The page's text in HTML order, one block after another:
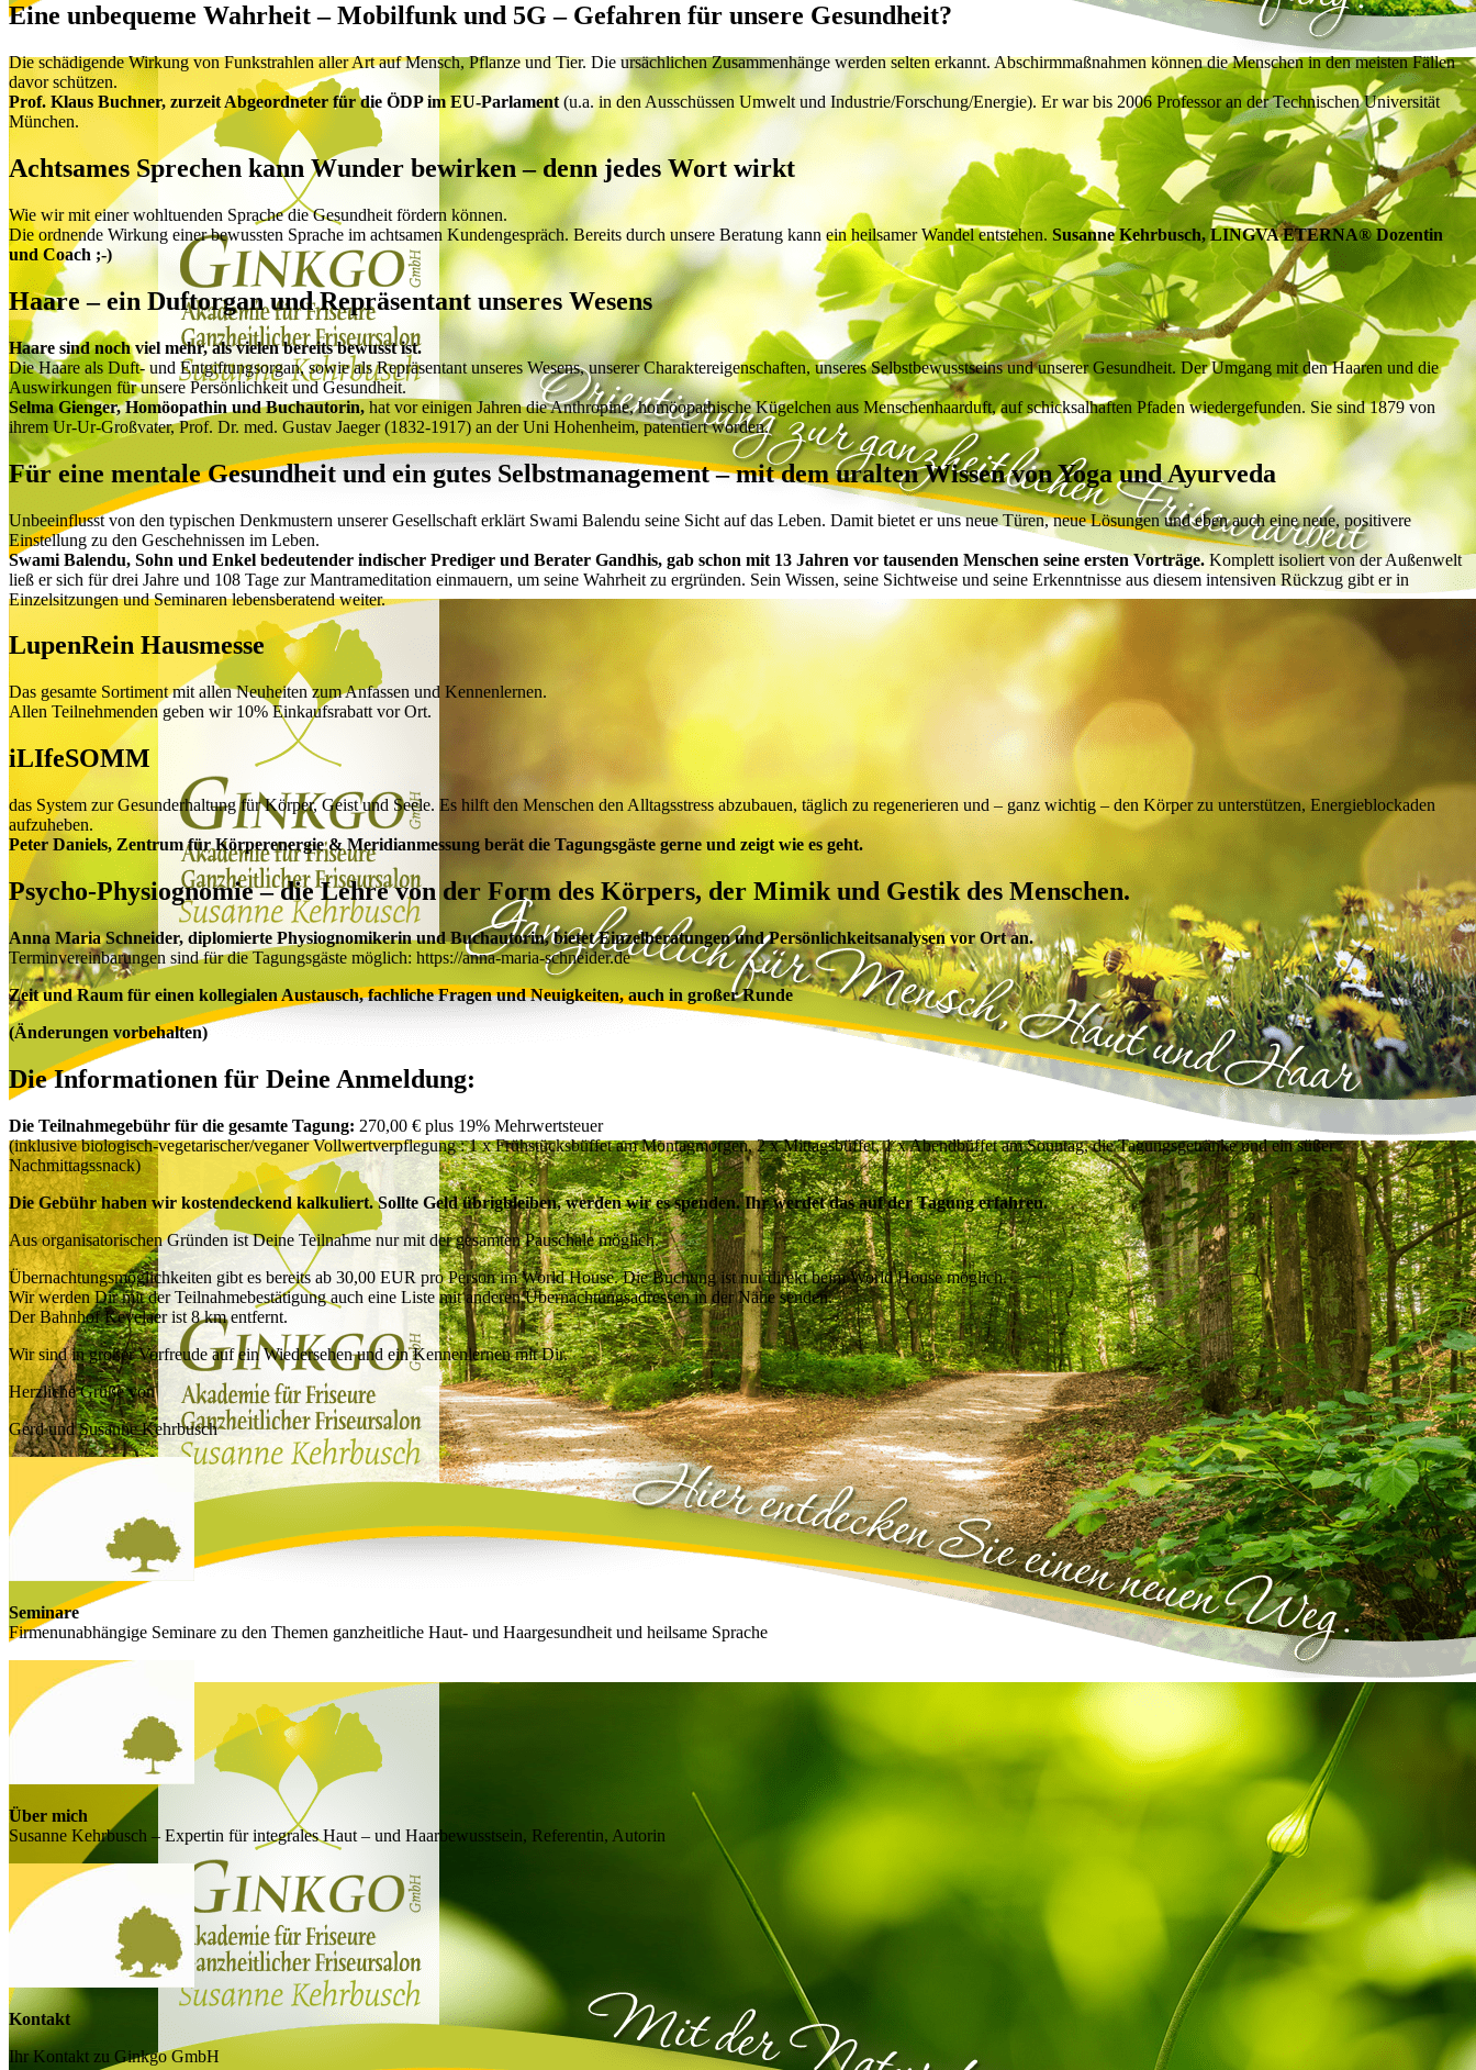
Eine unbequeme Wahrheit – Mobilfunk und 5G – Gefahren für unsere Gesundheit?
Die schädigende Wirkung von Funkstrahlen aller Art auf Mensch, Pflanze und Tier. Die ursächlichen Zusammenhänge werden selten erkannt. Abschirmmaßnahmen können die Menschen in den meisten Fällen
davor schützen.
Prof. Klaus Buchner, zurzeit Abgeordneter für die ÖDP im EU-Parlament(u.a. in den Ausschüssen Umwelt und Industrie/Forschung/Energie). Er war bis 2006 Professor an der Technischen Universität
München.
Achtsames Sprechen kann Wunder bewirken – denn jedes Wort wirkt
Wie wir mit einer wohltuenden Sprache die Gesundheit fördern können.
Die ordnende Wirkung einer bewussten Sprache im achtsamen Kundengespräch. Bereits durch unsere Beratung kann ein heilsamer Wandel entstehen. Susanne Kehrbusch, LINGVA ETERNA® Dozentin
und Coach ;-)
Haare – ein Duftorgan und Repräsentant unseres Wesens
Haare sind noch viel mehr, als vielen bereits bewusst ist.
Die Haare als Duft- und Entgiftungsorgan, sowie als Repräsentant unseres Wesens, unserer Charaktereigenschaften, unseres Selbstbewusstseins und unserer Gesundheit. Der Umgang mit den Haaren und die
Auswirkungen für unsere Persönlichkeit und Gesundheit.
Selma Gienger, Homöopathin und Buchautorin, hat vor einigen Jahren die Anthropine, homöopathische Kügelchen aus Menschenhaarduft, auf schicksalhaften Pfaden wiedergefunden. Sie sind 1879 von
ihrem Ur-Ur-Großvater, Prof. Dr. med. Gustav Jaeger (1832-1917) an der Uni Hohenheim, patentiert worden.
Für eine mentale Gesundheit und ein gutes Selbstmanagement – mit dem uralten Wissen von Yoga und Ayurveda
Unbeeinflusst von den typischen Denkmustern unserer Gesellschaft erklärt Swami Balendu seine Sicht auf das Leben. Damit bietet er uns neue Türen, neue Lösungen und eben auch eine neue, positivere
Einstellung zu den Geschehnissen im Leben.
Swami Balendu, Sohn und Enkel bedeutender indischer Prediger und Berater Gandhis, gab schon mit 13 Jahren vor tausenden Menschen seine ersten Vorträge. Komplett isoliert von der Außenwelt
ließ er sich für drei Jahre und 108 Tage zur Mantrameditation einmauern, um seine Wahrheit zu ergründen. Sein Wissen, seine Sichtweise und seine Erkenntnisse aus diesem intensiven Rückzug gibt er in
Einzelsitzungen und Seminaren lebensberatend weiter.
LupenRein Hausmesse
Das gesamte Sortiment mit allen Neuheiten zum Anfassen und Kennenlernen.
Allen Teilnehmenden geben wir 10% Einkaufsrabatt vor Ort.
iLIfeSOMM
das System zur Gesunderhaltung für Körper, Geist und Seele. Es hilft den Menschen den Alltagsstress abzubauen, täglich zu regenerieren und – ganz wichtig – den Körper zu unterstützen, Energieblockaden
aufzuheben.
Peter Daniels, Zentrum für Körperenergie & Meridianmessung berät die Tagungsgäste gerne und zeigt wie es geht.
Psycho-Physiognomie– die Lehre von der Form des Körpers, der Mimik und Gestik des Menschen.
Anna Maria Schneider, diplomierte Physiognomikerin und Buchautorin, bietet Einzelberatungen und Persönlichkeitsanalysen vor Ort an.
Terminvereinbarungen sind für die Tagungsgäste möglich: https://anna-maria-schneider.de
Zeit und Raum für einen kollegialen Austausch, fachliche Fragen und Neuigkeiten, auch in großer Runde
(Änderungen vorbehalten)
Die Informationen für Deine Anmeldung:
Die Teilnahmegebühr für die gesamte Tagung: 270,00 € plus 19% Mehrwertsteuer
(inklusive biologisch-vegetarischer/veganer Vollwertverpflegung : 1 x Frühstücksbüffet am Montagmorgen, 2 x Mittagsbüffet, 1 x Abendbüffet am Sonntag, die Tagungsgetränke und ein süßer
Nachmittagssnack)
Die Gebühr haben wir kostendeckend kalkuliert. Sollte Geld übrigbleiben, werden wir es spenden. Ihr werdet das auf der Tagung erfahren.
Aus organisatorischen Gründen ist Deine Teilnahme nur mit der gesamten Pauschale möglich.
Übernachtungsmöglichkeiten gibt es bereits ab 30,00 EUR pro Person im World House. Die Buchung ist nur direkt beim World House möglich.
Wir werden Dir mit der Teilnahmebestätigung auch eine Liste mit anderen Übernachtungsadressen in der Nähe senden.
Der Bahnhof Kevelaer ist 8 km entfernt.
Wir sind in großer Vorfreude auf ein Wiedersehen und ein Kennenlernen mit Dir.
Herzliche Grüße von
Gerd und Susanne Kehrbusch
Seminare
Firmenunabhängige Seminare zu den Themen ganzheitliche Haut- und Haargesundheit und heilsame Sprache
Über mich
Susanne Kehrbusch – Expertin für integrales Haut – und Haarbewusstsein, Referentin, Autorin
Kontakt
Ihr Kontakt zu Ginkgo GmbH